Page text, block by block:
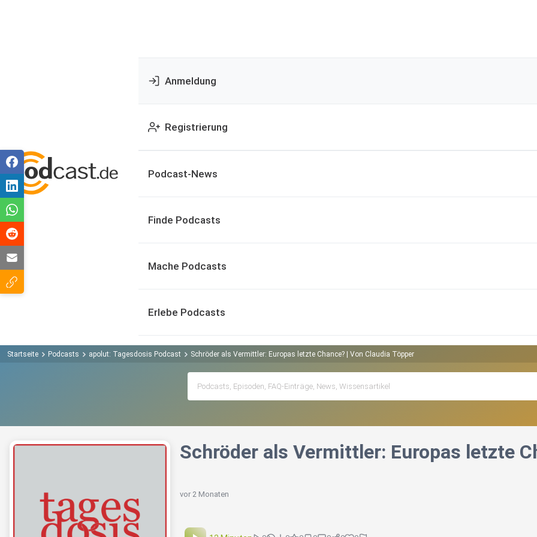
Anmeldung
Registrierung
Podcast-News
Finde Podcasts
Mache Podcasts
Erlebe Podcasts
Startseite Podcasts apolut: Tagesdosis Podcast Schröder als Vermittler: Europas letzte Chance? | Von Claudia Töpper
Schröder als Vermittler: Europas letzte
vor 2 Monaten